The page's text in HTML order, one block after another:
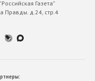
Газета”
Правды. д.24, стр.4